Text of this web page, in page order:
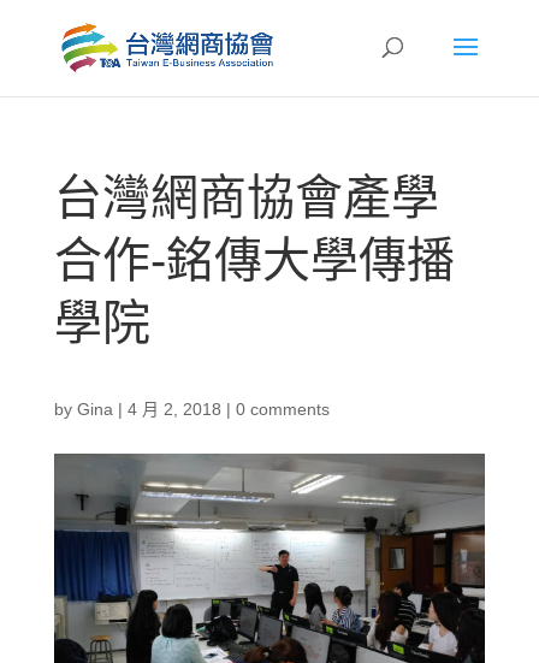
台灣網商協會產學
合作-銘傳大學傳播
學院
by Gina | 4 月 2, 2018 | 0 comments